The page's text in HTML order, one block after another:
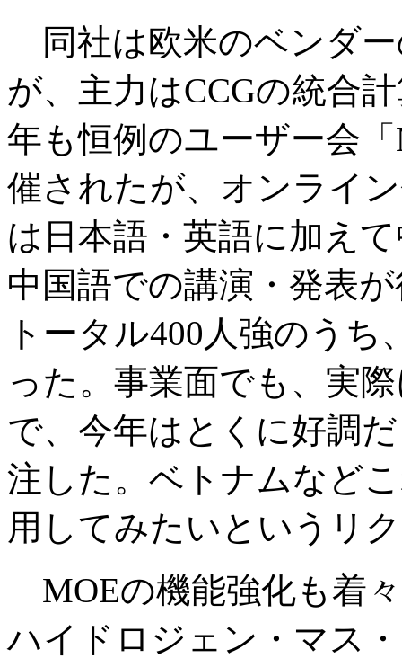
同社は欧米のベンダ
が、主力はCCGの統合
年も恒例のユーザー会
催されたが、オンライ
は日本語・英語に加え
中国語での講演・発表
トータル400人強のう
った。事業面でも、実
で、今年はとくに好調
注した。ベトナムなど
用してみたいというリ
MOEの機能強化も着
ハイドロジェン・マス